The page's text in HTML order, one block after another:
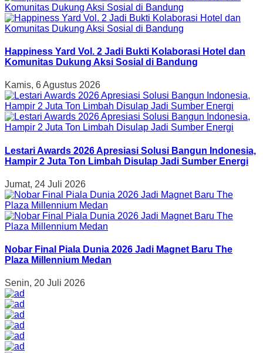
Happiness Yard Vol. 2 Jadi Bukti Kolaborasi Hotel dan
Komunitas Dukung Aksi Sosial di Bandung
Kamis, 6 Agustus 2026
Lestari Awards 2026 Apresiasi Solusi Bangun Indonesia,
Hampir 2 Juta Ton Limbah Disulap Jadi Sumber Energi
Jumat, 24 Juli 2026
Nobar Final Piala Dunia 2026 Jadi Magnet Baru The
Plaza Millennium Medan
Senin, 20 Juli 2026